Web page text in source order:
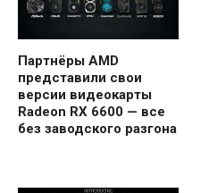
Партнёры AMD
представили свои
версии видеокарты
Radeon RX 6600 — все
без заводского разгона